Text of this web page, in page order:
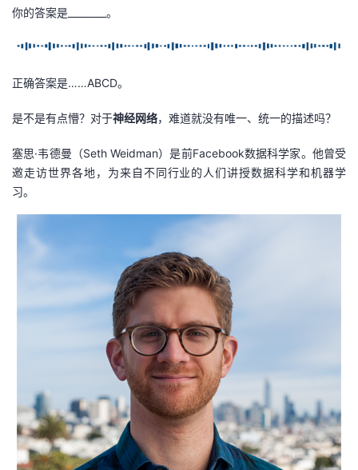
注
的
开
发
者
我
程
认
证
的
实
我
的
我
的
Programs
我
的
支
的
支
持
我
声
建
你的答案是________。
正确答案是……ABCD。
是不是有点懵？对于神经网络，难道就没有唯一、统一的描述吗？
塞思·韦德曼（Seth Weidman）是前Facebook数据科学家。他曾受
邀走访世界各地，为来自不同行业的人们讲授数据科学和机器学
习。